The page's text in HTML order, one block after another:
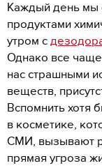
Каждый день мы
продуктами
утром с
Однако все чаще
нас страшными
веществ,
Вспомнить хотя
в косметике,
СМИ, вызывают
прямая угроза